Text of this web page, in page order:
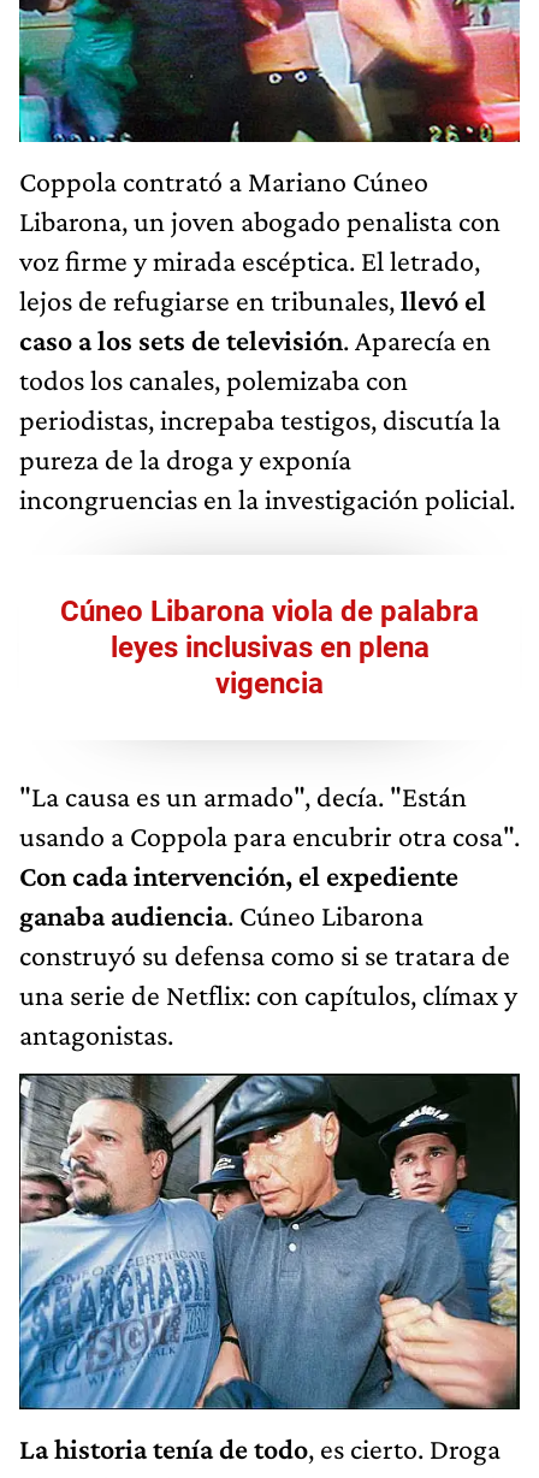
Coppola contrató a Mariano Cúneo
Libarona, un joven abogado penalista con
voz firme y mirada escéptica. El letrado,
lejos de refugiarse en tribunales,llevó el
caso a los sets de televisión. Aparecía en
todos los canales, polemizaba con
periodistas, increpaba testigos, discutía la
pureza de la droga y exponía
incongruencias en la investigación policial.
Cúneo Libarona viola de palabra
leyes inclusivas en plena
vigencia
"La causa es un armado", decía. "Están
usando a Coppola para encubrir otra cosa".
Con cada intervención, el expediente
ganaba audiencia. Cúneo Libarona
construyó su defensa como si se tratara de
una serie de Netflix: con capítulos, clímax y
antagonistas.
La historia tenía de todo, es cierto. Droga